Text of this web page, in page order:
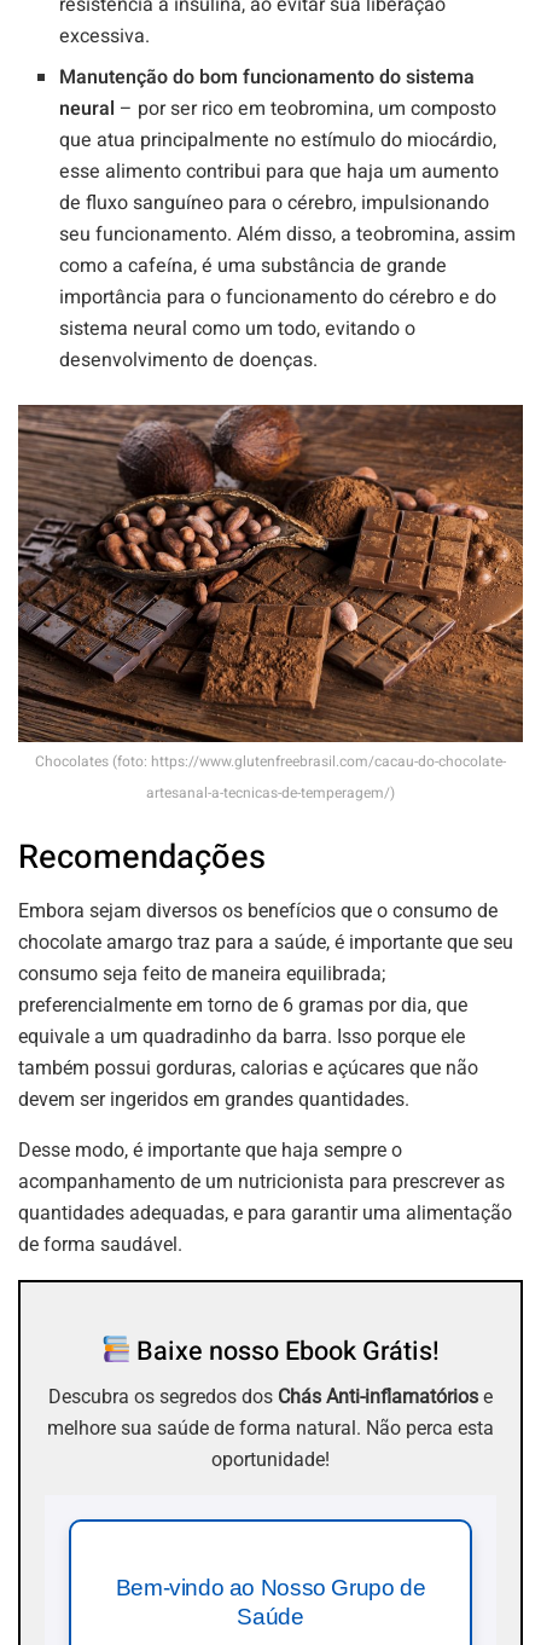
excessiva.
Manutenção do bom funcionamento do sistema
neural – por ser rico em teobromina, um composto
que atua principalmente no estímulo do miocárdio,
esse alimento contribui para que haja um aumento
de fluxo sanguíneo para o cérebro, impulsionando
seu funcionamento. Além disso, a teobromina, assim
como a cafeína, é uma substância de grande
importância para o funcionamento do cérebro e do
sistema neural como um todo, evitando o
desenvolvimento de doenças.
Chocolates (foto: https://www.glutenfreebrasil.com/cacau-do-chocolate-
artesanal-a-tecnicas-de-temperagem/)
Recomendações
Embora sejam diversos os benefícios que o consumo de
chocolate amargo traz para a saúde, é importante que seu
consumo seja feito de maneira equilibrada;
preferencialmente em torno de 6 gramas por dia, que
equivale a um quadradinho da barra. Isso porque ele
também possui gorduras, calorias e açúcares que não
devem ser ingeridos em grandes quantidades.
Desse modo, é importante que haja sempre o
acompanhamento de um nutricionista para prescrever as
quantidades adequadas, e para garantir uma alimentação
de forma saudável.
Baixe nosso Ebook Grátis!
Descubra os segredos dos Chás Anti-inflamatórios e
melhore sua saúde de forma natural. Não perca esta
oportunidade!
Bem-vindo ao Nosso Grupo de
Saúde